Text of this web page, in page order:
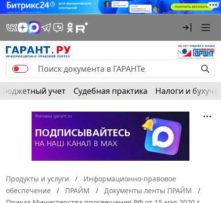
Бюджетный учет Судебная практика Налоги и
Продукты и услуги
Информационно-правовое
обеспечение
ПРАЙМ
Документы ленты ПРАЙМ